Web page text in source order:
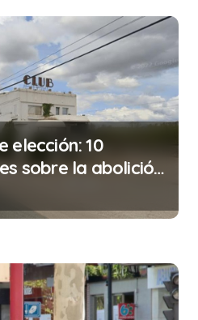
elección: 10
sobre la abolición